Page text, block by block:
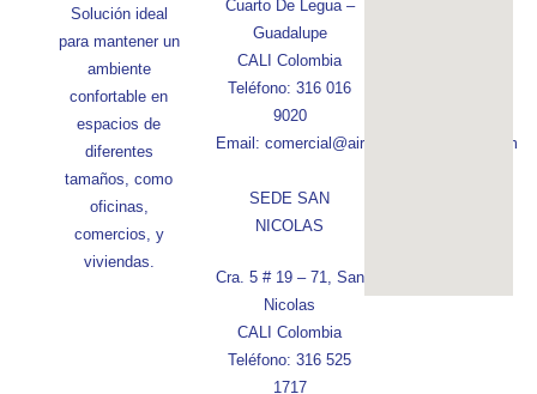
Solución ideal
para mantener un
ambiente
confortable en
espacios de
diferentes
tamaños, como
oficinas,
comercios, y
viviendas.
Cuarto De Legua –
Guadalupe
CALI Colombia
Teléfono: 316 016
9020
Email: comercial@aireconfortcolombia.com
SEDE SAN
NICOLAS
Cra. 5 # 19 – 71, San
Nicolas
CALI Colombia
Teléfono: 316 525
1717